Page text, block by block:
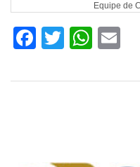
Equipe de
Facebook
Twitter